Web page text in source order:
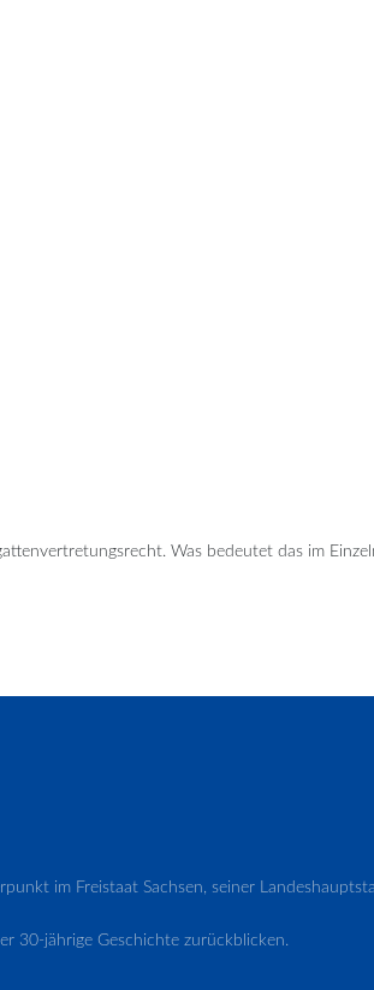
Was bedeutet das im
im Freistaat Sachsen, seiner
30-jährige Geschichte zurückblicken.